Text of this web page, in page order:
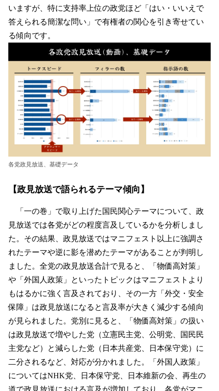
いますが、特に支持率上位の政党ほど「はい・いいえで
答えられる簡潔な問い」で有権者の関心を引き寄せてい
る傾向です。
各党政見放送、基礎データ
【政見放送で語られるテーマ傾向】
「一の巻」で取り上げた国民関心テーマについて、政
見放送では各党がどの程度言及しているかを分析しまし
た。その結果、政見放送ではマニフェスト以上に強調さ
れたテーマや逆に影を潜めたテーマがあることが判明し
ました。全党の政見放送合計で見ると、「物価高対策」
や「外国人政策」といったトピックはマニフェストより
もはるかに強く言及されており、その一方「外交・安全
保障」は政見放送になると言及率が大きく減少する傾向
が見られました。党別に見ると、「物価高対策」の扱い
は政見放送で増やした党（立憲民主党、公明党、国民民
主党など）と減らした党（日本共産党、日本保守党）に
二分されるなど、対応が分かれました。「外国人政策」
についてはNHK党、日本保守党、日本維新の会、再生の
道で政見放送における言及が増加しており、各党がマニ